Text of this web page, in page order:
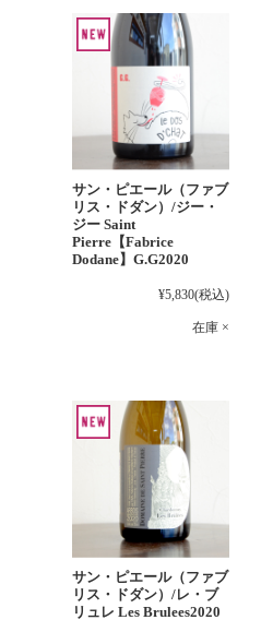
サン・ピエール（ファブ
リス・ドダン）/ジー・
ジー Saint
Pierre【Fabrice
Dodane】G.G2020
¥5,830(税込)
在庫 ×
サン・ピエール（ファブ
リス・ドダン）/レ・ブ
リュレ Les Brulees2020